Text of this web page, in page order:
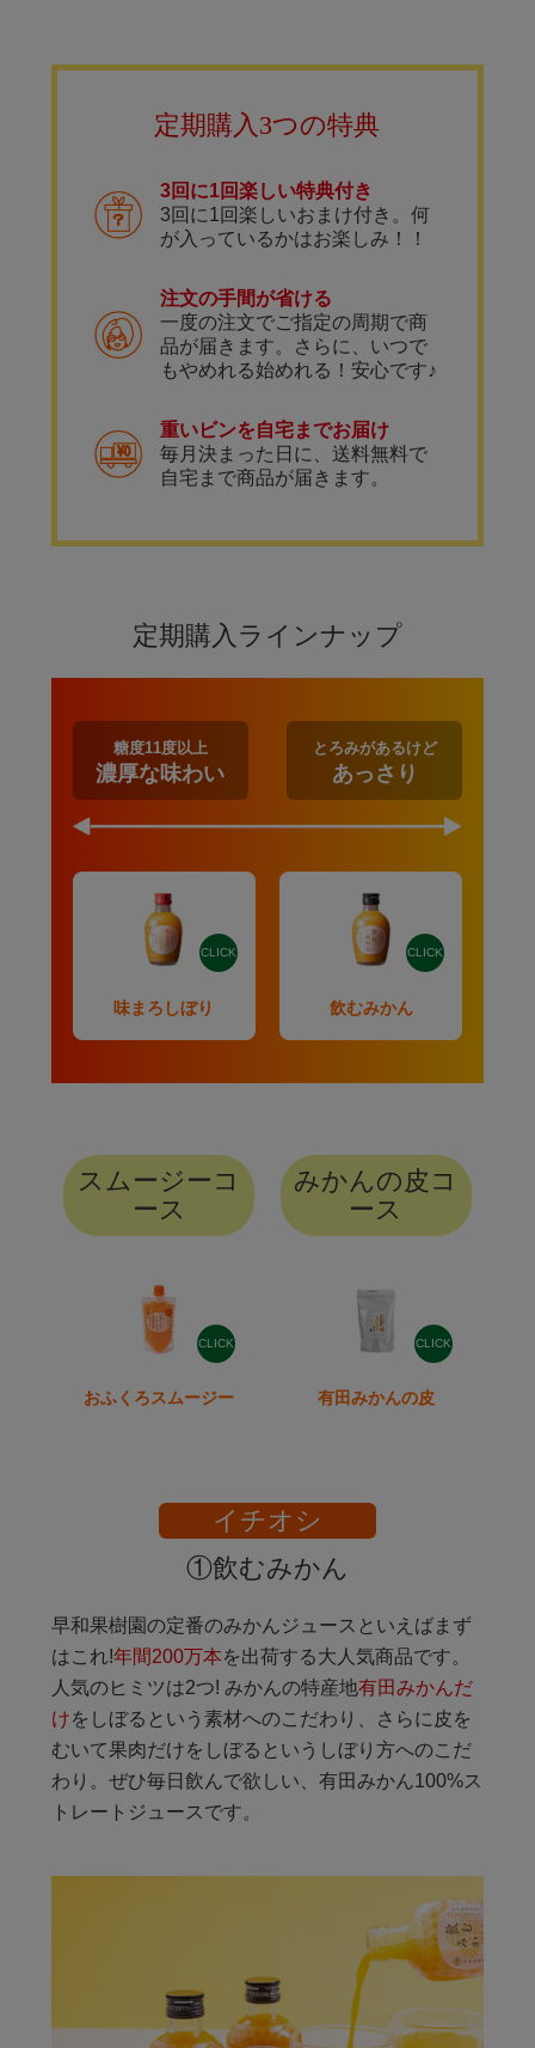
定期購入3つの特典
3回に1回楽しい特典付き
3回に1回楽しいおまけ付き。何
が入っているかはお楽しみ！！
注文の手間が省ける
一度の注文でご指定の周期で商
品が届きます。さらに、いつで
もやめれる始めれる！安心です♪
重いビンを自宅までお届け
毎月決まった日に、送料無料で
自宅まで商品が届きます。
定期購入ラインナップ
糖度11度以上
濃厚な味わい
とろみがあるけど
あっさり
CLICK
味まろしぼり
CLICK
飲むみかん
スムージーコ
ース
CLICK
おふくろスムージー
みかんの皮コ
ース
CLICK
有田みかんの皮
イチオシ
①飲むみかん
早和果樹園の定番のみかんジュースといえばまず
はこれ!年間200万本を出荷する大人気商品です。
人気のヒミツは2つ! みかんの特産地有田みかんだ
けをしぼるという素材へのこだわり、さらに皮を
むいて果肉だけをしぼるというしぼり方へのこだ
わり。ぜひ毎日飲んで欲しい、有田みかん100%ス
トレートジュースです。